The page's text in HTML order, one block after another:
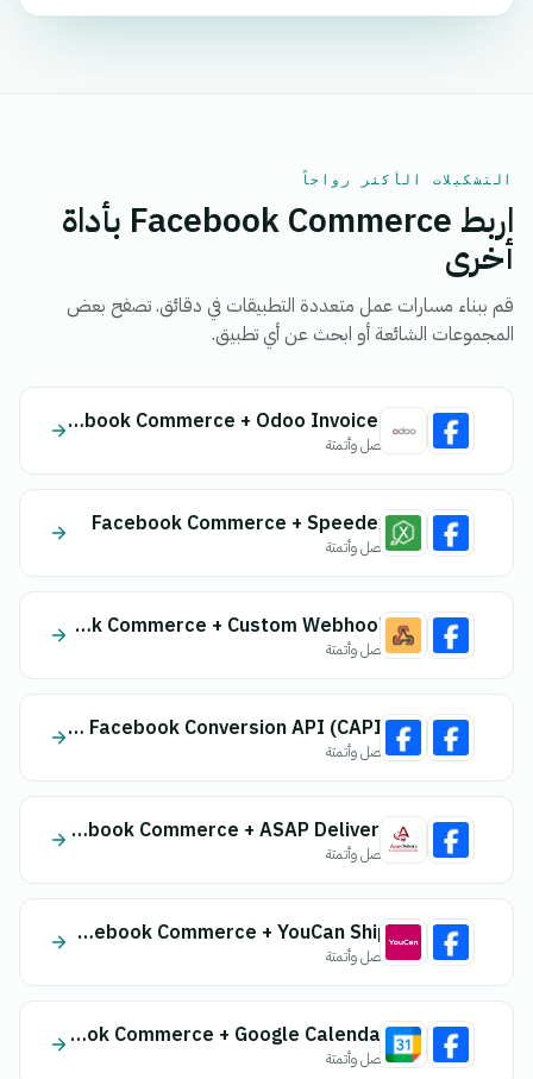
التشكيلات الأكثر رواجاً
اربط Facebook Commerce بأداة
أخرى
قم ببناء مسارات عمل متعددة التطبيقات في دقائق. تصفح بعض
المجموعات الشائعة أو ابحث عن أي تطبيق.
Facebook Commerce + Odoo Invoices
اتصل وأتمتة
Facebook Commerce + Speedex
اتصل وأتمتة
Facebook Commerce + Custom Webhook
اتصل وأتمتة
Facebook Commerce + Facebook Conversion API (CAPI)
اتصل وأتمتة
Facebook Commerce + ASAP Delivery
اتصل وأتمتة
Facebook Commerce + YouCan Ship
اتصل وأتمتة
Facebook Commerce + Google Calendar
اتصل وأتمتة